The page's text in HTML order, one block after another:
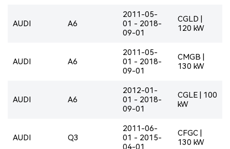
AUDI A6
2011-05-
01 - 2018-
09-01
CGLD |
120 kW
AUDI A6
2011-05-
01 - 2018-
09-01
CMGB |
130 kW
AUDI A6
2012-01-
01 - 2018-
09-01
CGLE | 100
kW
AUDI Q3
2011-06-
01 - 2015-
04-01
CFGC |
130 kW